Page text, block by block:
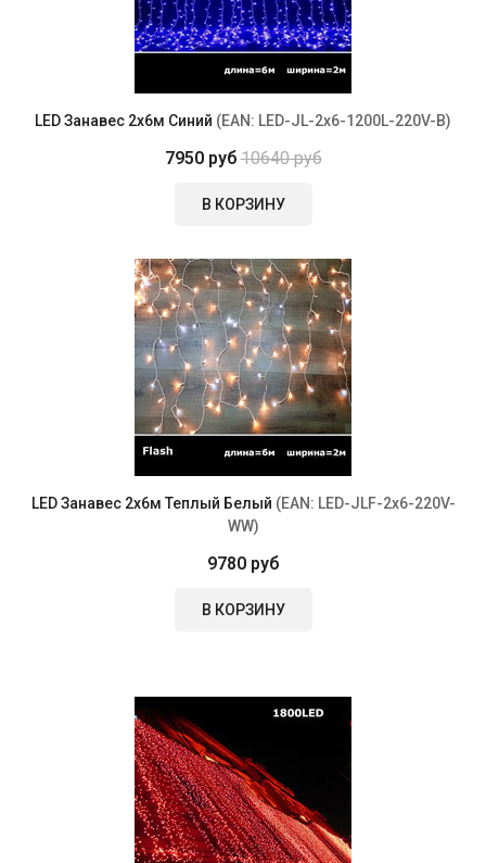
LED Занавес 2x6м Синий (EAN: LED-JL-2x6-1200L-220V-B)
7950 руб10640 руб
В КОРЗИНУ
LED Занавес 2x6м Теплый Белый (EAN: LED-JLF-2x6-220V-
WW)
9780 руб
В КОРЗИНУ